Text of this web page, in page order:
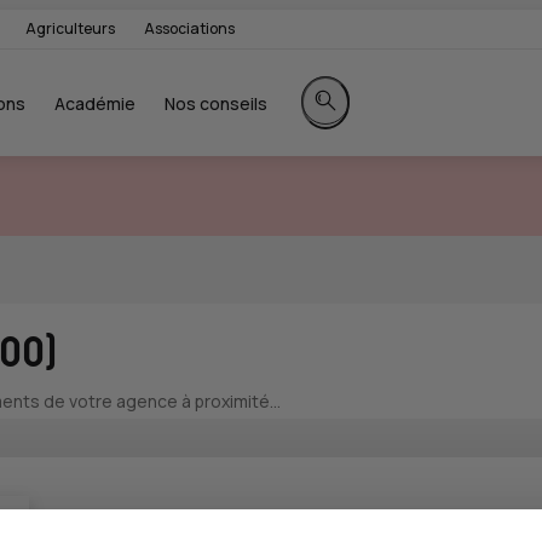
Agriculteurs Associations
Académie Nos conseils
Rechercher sur le site
de votre agence à proximité...